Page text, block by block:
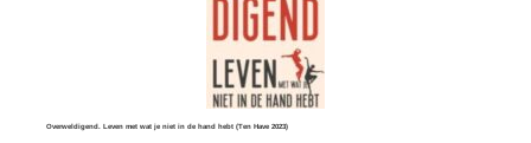
Overweldigend. Leven met wat je niet in de hand hebt (Ten Have 2023)